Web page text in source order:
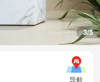
3/5
导航